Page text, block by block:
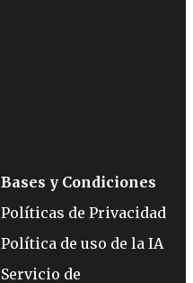
Bases y Condiciones
Políticas de Privacidad
Política de uso de la IA
Servicio de